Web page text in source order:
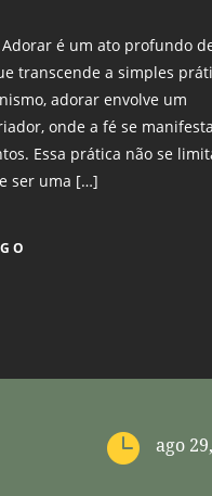
é um ato profundo
transcende a simples
adorar envolve um
onde a fé se
Essa prática não se
ser uma […]
 ago